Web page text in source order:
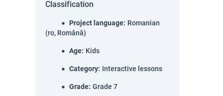
Classification
Project language: Romanian
(ro, Română)
Age: Kids
Category: Interactive lessons
Grade: Grade 7